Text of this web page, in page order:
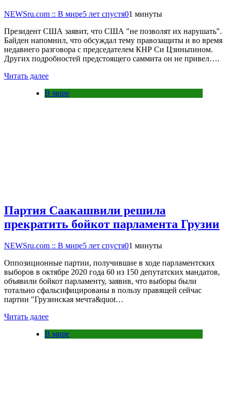
NEWSru.com :: В мире5 лет спустя01 минуты
Президент США заявит, что США "не позволят их нарушать".
Байден напомнил, что обсуждал тему правозащиты и во время
недавнего разговора с председателем КНР Си Цзиньпином.
Других подробностей предстоящего саммита он не привел….
Читать далее
В мире
Партия Саакашвили решила
прекратить бойкот парламента Грузии
NEWSru.com :: В мире5 лет спустя01 минуты
Оппозиционные партии, получившие в ходе парламентских
выборов в октябре 2020 года 60 из 150 депутатских мандатов,
объявили бойкот парламенту, заявив, что выборы были
тотально сфальсифицированы в пользу правящей сейчас
партии "Грузинская мечта&quot…
Читать далее
В мире